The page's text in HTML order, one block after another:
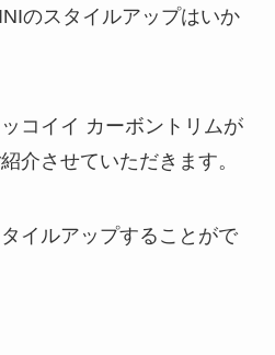
のスタイルアップはいか
コイイ カーボントリムが
介させていただきます。
イルアップすることがで